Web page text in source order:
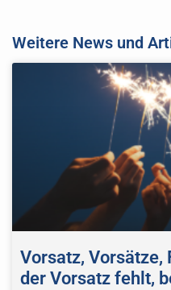
Weitere News und
Vorsatz,
der Vorsatz fehlt,